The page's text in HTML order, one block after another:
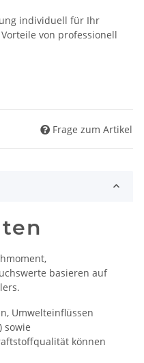
individuell für Ihr
von professionell
Frage zum Artikel
basieren auf
Umwelteinflüssen
sowie
können